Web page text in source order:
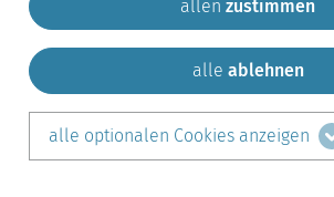
Gemeinde Krailling Impressum
Sitemap
Kontakt
teilen auf:
allen zustimmen
alle ablehnen
alle optionalen Cookies anzeigen